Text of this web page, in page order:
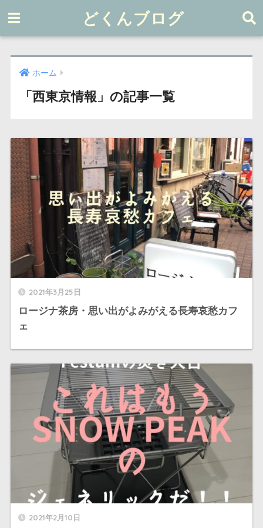
どくんブログ
ホーム
「西東京情報」の記事一覧
2021年3月25日
ロージナ茶房・思い出がよみがえる長寿哀愁カフ
ェ
2021年2月10日